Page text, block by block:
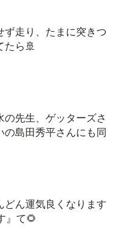
ず走り、たまに突きつ
たら🚢
の先生、ゲッターズさ
の島田秀平さんにも同
どん運気良くなります
』て🌻